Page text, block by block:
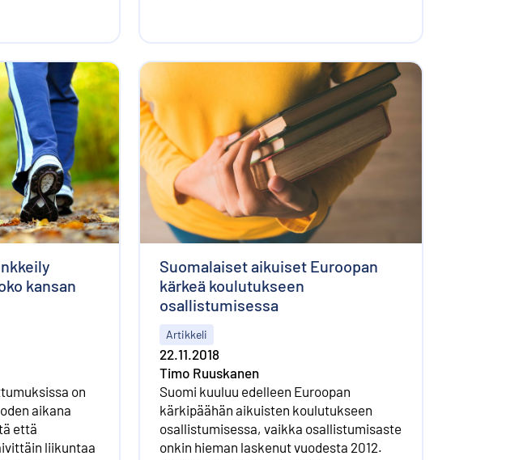
kansan
on
aikana
että
liikuntaa
Suomalaiset aikuiset Euroopan
kärkeä koulutukseen
osallistumisessa
Artikkeli
22.11.2018
Timo Ruuskanen
Suomi kuuluu edelleen Euroopan
kärkipäähän aikuisten koulutukseen
osallistumisessa, vaikka osallistumis­aste
onkin hieman laskenut vuodesta 2012.